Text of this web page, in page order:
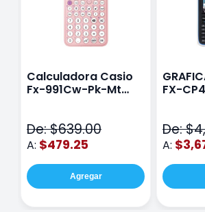
Calculadora Casio
Fx-991Cw-Pk-Mt
De: $639.00
A: $479.25
Agregar
FX-
De:
A: